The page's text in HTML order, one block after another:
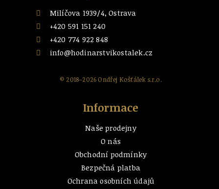
Milíčova 1939/4, Ostrava
+420 591 151 240
+420 774 922 848
info@hodinarstvikostalek.cz
© 2018–2026 Ondřej Košťálek s.r.o.
Informace
Naše prodejny
O nás
Obchodní podmínky
Bezpečná platba
Ochrana osobních údajů